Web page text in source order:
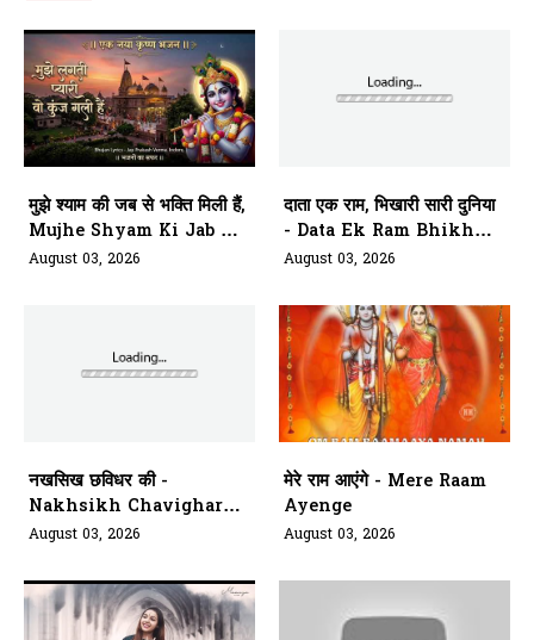
मुझे श्याम की जब से भक्ति मिली हैं,
Mujhe Shyam Ki Jab Se
Bhakti Mili Hai
August 03, 2026
दाता एक राम, भिखारी सारी दुनिया
- Data Ek Ram Bhikhari
Saari Duniya
August 03, 2026
नखसिख छविधर की -
Nakhsikh Chavighar
Aarti Kariye Siyavar Ki
August 03, 2026
मेरे राम आएंगे - Mere Raam
Ayenge
August 03, 2026